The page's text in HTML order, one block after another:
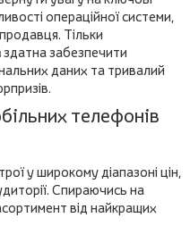
операційної системи,
Тільки
здатна забезпечити
даних та тривалий
телефонів
у широкому діапазоні цін,
Спираючись на
від найкращих